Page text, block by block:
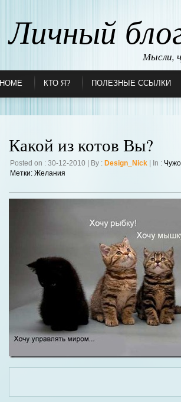
Личный
Мысли,
HOME КТО Я? ПОЛЕЗНЫЕ ССЫЛКИ
Какой из котов Вы?
Posted on : 30-12-2010 | By : Design_Nick | In :
Метки: Желания